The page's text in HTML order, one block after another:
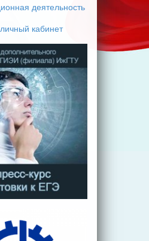
деятельность
кабинет